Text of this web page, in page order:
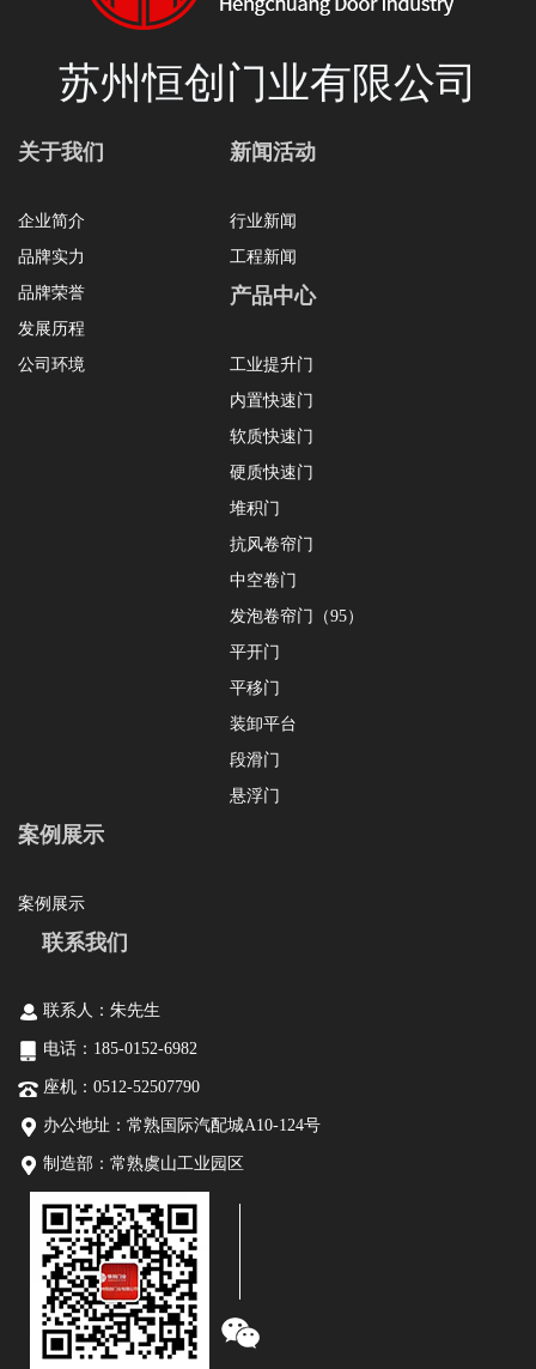
苏州恒创门业有限公司
关于我们
企业简介
品牌实力
品牌荣誉
发展历程
公司环境
新闻活动
行业新闻
工程新闻
产品中心
工业提升门
内置快速门
软质快速门
硬质快速门
堆积门
抗风卷帘门
中空卷门
发泡卷帘门（95）
平开门
平移门
装卸平台
段滑门
悬浮门
案例展示
案例展示
联系我们
联系人：朱先生
电话：185-0152-6982
座机：0512-52507790
办公地址：常熟国际汽配城A10-124号
制造部：常熟虞山工业园区